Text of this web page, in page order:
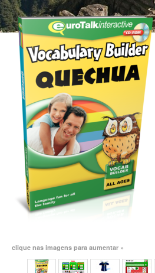
clique nas imagens para aumentar »